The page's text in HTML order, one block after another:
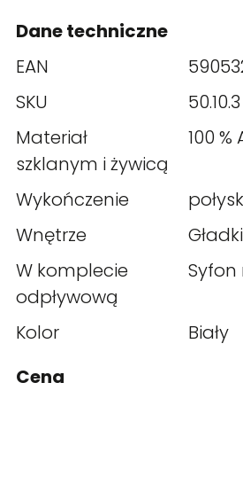
Dane techniczne
EAN
SKU
50.10.3
Materiał
100
szklanym i żywicą
Wykończenie
połysk
Wnętrze
W komplecie
odpływową
Kolor
Biały
Cena